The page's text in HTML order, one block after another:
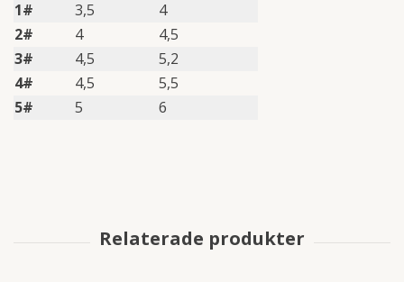
1#
3,5
4
2#
4
4,5
3#
4,5
5,2
4#
4,5
5,5
5#
5 6